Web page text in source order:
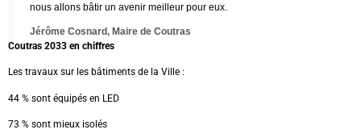
nous allons bâtir un avenir meilleur pour eux.
Jérôme Cosnard, Maire de Coutras
Coutras 2033 en chiffres
Les travaux sur les bâtiments de la Ville :
44 % sont équipés en LED
73 % sont mieux isolés